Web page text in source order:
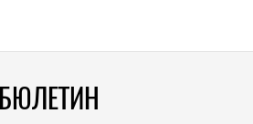
БЮЛЕТИН